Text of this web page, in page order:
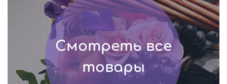
Смотреть все
товары